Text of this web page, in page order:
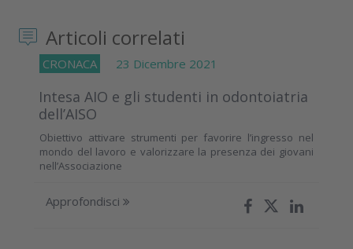
Articoli correlati
CRONACA 23 Dicembre 2021
Intesa AIO e gli studenti in odontoiatria
dell’AISO
Obiettivo attivare strumenti per favorire l’ingresso nel
mondo del lavoro e valorizzare la presenza dei giovani
nell’Associazione
Approfondisci